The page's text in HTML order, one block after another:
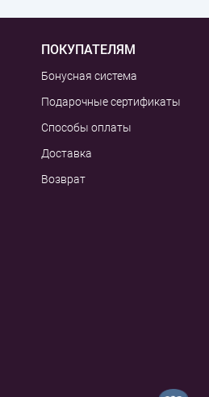
ПОКУПАТЕЛЯМ
Бонусная система
Подарочные сертификаты
Способы оплаты
Доставка
Возврат